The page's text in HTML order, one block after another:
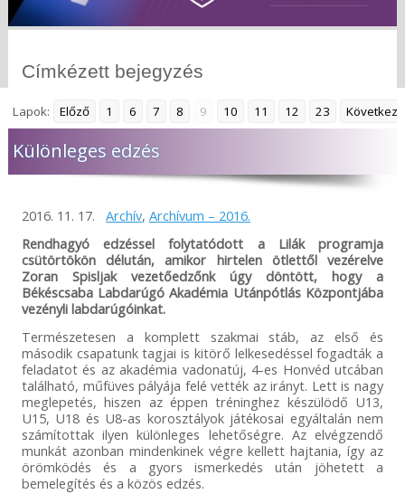
Címkézett bejegyzés
Lapok: Előző 1 6 7 8 9 10 11 12 23 Következő
Különleges edzés
2016. 11. 17. Archív, Archívum – 2016.
Rendhagyó edzéssel folytatódott a Lilák programja
csütörtökön délután, amikor hirtelen ötlettől vezérelve
Zoran Spisljak vezetőedzőnk úgy döntött, hogy a
Békéscsaba Labdarúgó Akadémia Utánpótlás Központjába
vezényli labdarúgóinkat.
Természetesen a komplett szakmai stáb, az első és
második csapatunk tagjai is kitörő lelkesedéssel fogadták a
feladatot és az akadémia vadonatúj, 4-es Honvéd utcában
található, műfüves pályája felé vették az irányt. Lett is nagy
meglepetés, hiszen az éppen tréninghez készülödő U13,
U15, U18 és U8-as korosztályok játékosai egyáltalán nem
számítottak ilyen különleges lehetőségre. Az elvégzendő
munkát azonban mindenkinek végre kellett hajtania, így az
örömködés és a gyors ismerkedés után jöhetett a
bemelegítés és a közös edzés.